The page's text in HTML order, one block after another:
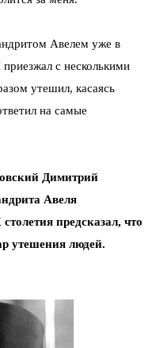
Авелем уже в
с несколькими
утешил, касаясь
на самые
Димитрий
Авеля
предсказал, что
утешения людей.